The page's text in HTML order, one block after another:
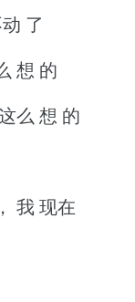
了
想 的
么 想 的
我 现在